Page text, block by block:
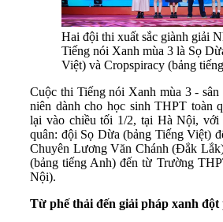
Hai đội thi xuất sắc giành giải
Tiếng nói Xanh mùa 3 là Sọ
Việt) và Cropspiracy (bảng
Cuộc thi Tiếng nói Xanh mùa 3 -
niên dành cho học sinh THPT toàn
lại vào chiều tối 1/2, tại Hà Nội, với
quân: đội Sọ Dừa (bảng Tiếng Việt)
Chuyên Lương Văn Chánh (Đắk
(bảng tiếng Anh) đến từ Trường
Nội).
Từ phế thải đến giải pháp xanh đột